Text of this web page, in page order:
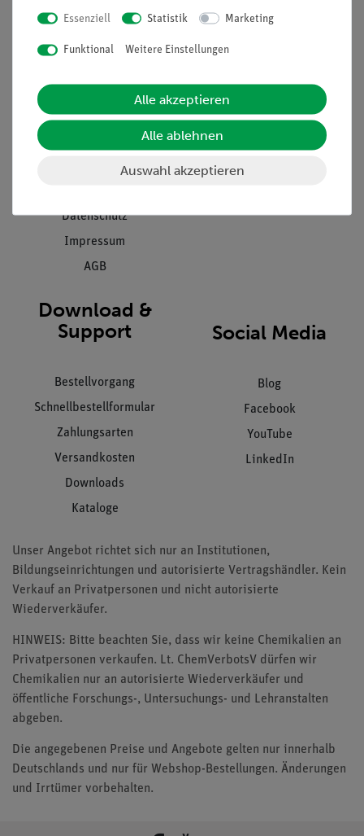
Informationen
Projekte und Lösungen
Presse
Datenschutz
Impressum
AGB
Service
Beratung & Showroom
Inventarisierungs- &
Download &
Support
Bestellvorgang
Schnellbestellformular
Zahlungsarten
Versandkosten
Downloads
Kataloge
Social Media
Blog
Facebook
YouTube
LinkedIn
Unser Angebot richtet sich nur an Institutionen,
Bildungseinrichtungen und autorisierte Vertragshändler. Kein
Verkauf an Privatpersonen und nicht autorisierte
Wiederverkäufer.
HINWEIS: Bitte beachten Sie, dass wir keine Chemikalien an
Privatpersonen verkaufen. Lt. ChemVerbotsV dürfen wir
Chemikalien nur an autorisierte Wiederverkäufer und
öffentliche Forschungs-, Untersuchungs- und Lehranstalten
abgeben.
Die angegebenen Preise und Angebote gelten nur innerhalb
Deutschlands und nur für Webshop-Bestellungen. Änderungen
und Irrtümer vorbehalten.
Essenziell Statistik Marketing
Funktional Weitere Einstellungen
Alle akzeptieren
Alle ablehnen
Auswahl akzeptieren